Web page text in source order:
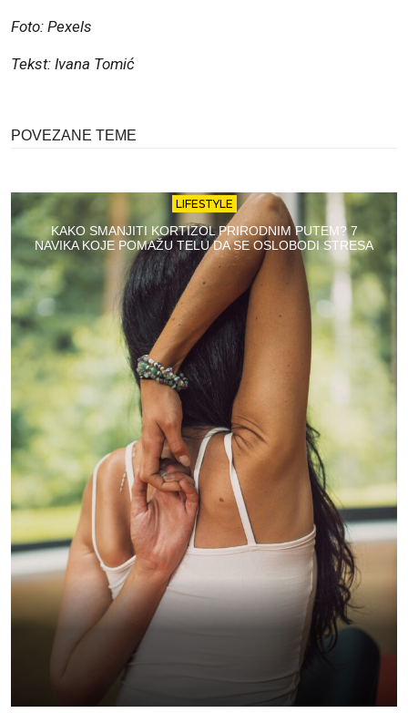
Foto: Pexels
Tekst: Ivana Tomić
POVEZANE TEME
LIFESTYLE
KAKO SMANJITI KORTIZOL PRIRODNIM PUTEM? 7
NAVIKA KOJE POMAŽU TELU DA SE OSLOBODI STRESA